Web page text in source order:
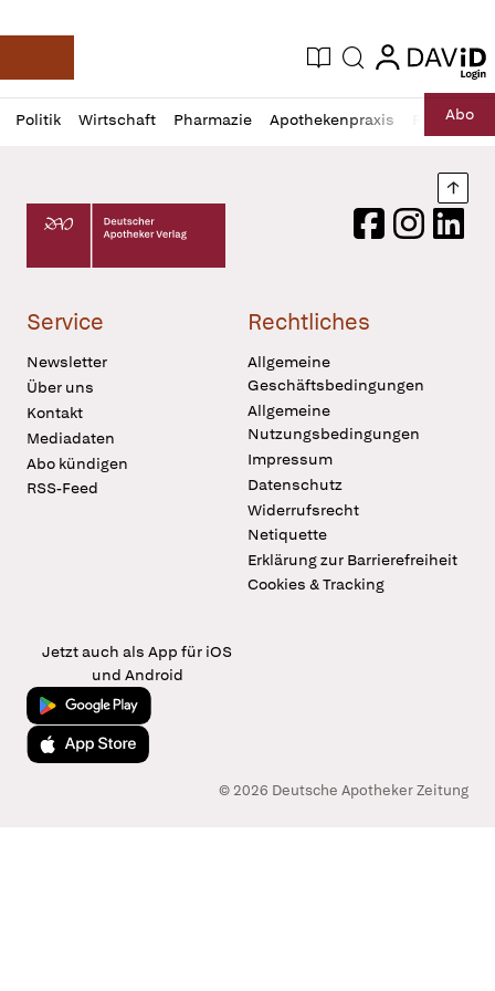
Deutsche Apotheker Zeitung
Aktuelle Ausgabe
Suche login
login
Politik Wirtschaft Pharmazie Apothekenpraxis RechtAbo
Profil
öffnen
Daz
Pur
Deutscher Apotheker Verlag Logo
FacebookInstagram
Service
Newsletter
Über uns
Kontakt
Mediadaten
Abo kündigen
RSS-Feed
Rechtliches
Allgemeine
Geschäftsbedingungen
Allgemeine
Nutzungsbedingungen
Impressum
Datenschutz
Widerrufsrecht
Netiquette
Erklärung zur Barrierefreiheit
Cookies & Tracking
Jetzt auch als App für iOS
und Android
Jetzt bei Google Play
Laden im App Store
© 2026 Deutsche Apotheker Zeitung